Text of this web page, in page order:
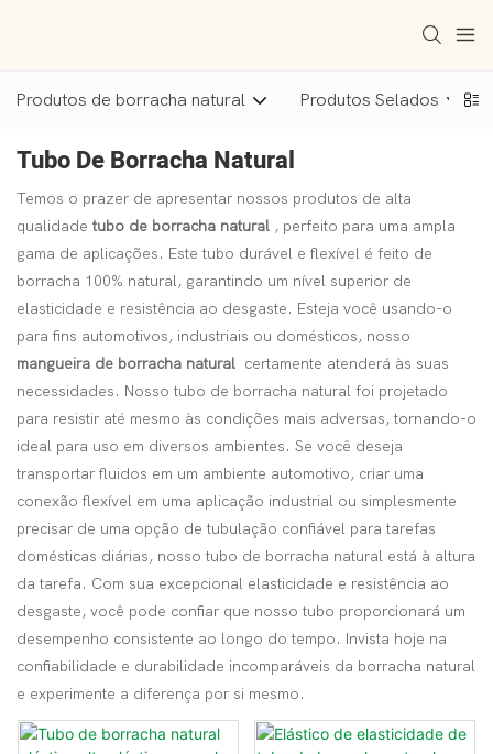
Produtos de borracha natural Produtos Selados
Tubo De Borracha Natural
Temos o prazer de apresentar nossos produtos de alta
qualidade tubo de borracha natural , perfeito para uma ampla
gama de aplicações. Este tubo durável e flexível é feito de
borracha 100% natural, garantindo um nível superior de
elasticidade e resistência ao desgaste. Esteja você usando-o
para fins automotivos, industriais ou domésticos, nosso
mangueira de borracha natural certamente atenderá às suas
necessidades. Nosso tubo de borracha natural foi projetado
para resistir até mesmo às condições mais adversas, tornando-o
ideal para uso em diversos ambientes. Se você deseja
transportar fluidos em um ambiente automotivo, criar uma
conexão flexível em uma aplicação industrial ou simplesmente
precisar de uma opção de tubulação confiável para tarefas
domésticas diárias, nosso tubo de borracha natural está à altura
da tarefa. Com sua excepcional elasticidade e resistência ao
desgaste, você pode confiar que nosso tubo proporcionará um
desempenho consistente ao longo do tempo. Invista hoje na
confiabilidade e durabilidade incomparáveis ​​da borracha natural
e experimente a diferença por si mesmo.